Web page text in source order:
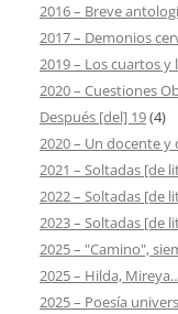
2016 – Breve
2017 – Demonios
2019 – Los cuartos y
2020 – Cuestiones
Después [del] 19(4)
2020 – Un docente
2021 – Soltadas [de
2022 – Soltadas [de
2023 – Soltadas [de
2025 – "Camino",
2025 – Hilda,
2025 – Poesía